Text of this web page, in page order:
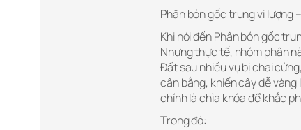
Phân bón gốc trung vi lượng
Khi nói đến Phân bón gốc
Nhưng thực tế, nhóm phân
Đất sau nhiều vụ bị chai
cân bằng, khiến cây dễ
chính là chìa khóa để khắc
Trong đó: